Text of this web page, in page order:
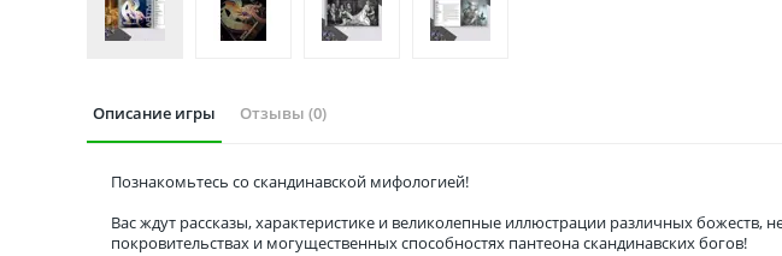
Описание игры Отзывы (0)
Познакомьтесь со скандинавской мифологией!
Вас ждут рассказы, характеристике и великолепные иллюстрации различных божеств,
покровительствах и могущественных способностях пантеона скандинавских богов!